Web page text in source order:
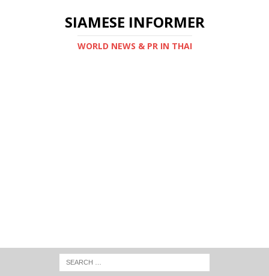
SIAMESE INFORMER
WORLD NEWS & PR IN THAI